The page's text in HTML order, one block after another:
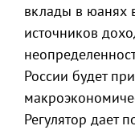
вклады в юанях
источников
России будет
Регулятор дает